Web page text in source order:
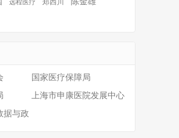
远程医疗 郑西川
国家医疗保障局
上海市申康医院发展中心
据与政